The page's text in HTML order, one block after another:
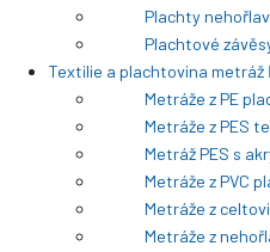
Plachty
Plachtové
Textilie a plachtovina metráž
Metráže z PE
Metráže z PES
Metráž PES s
Metráže z PVC
Metráže z
Metráže z